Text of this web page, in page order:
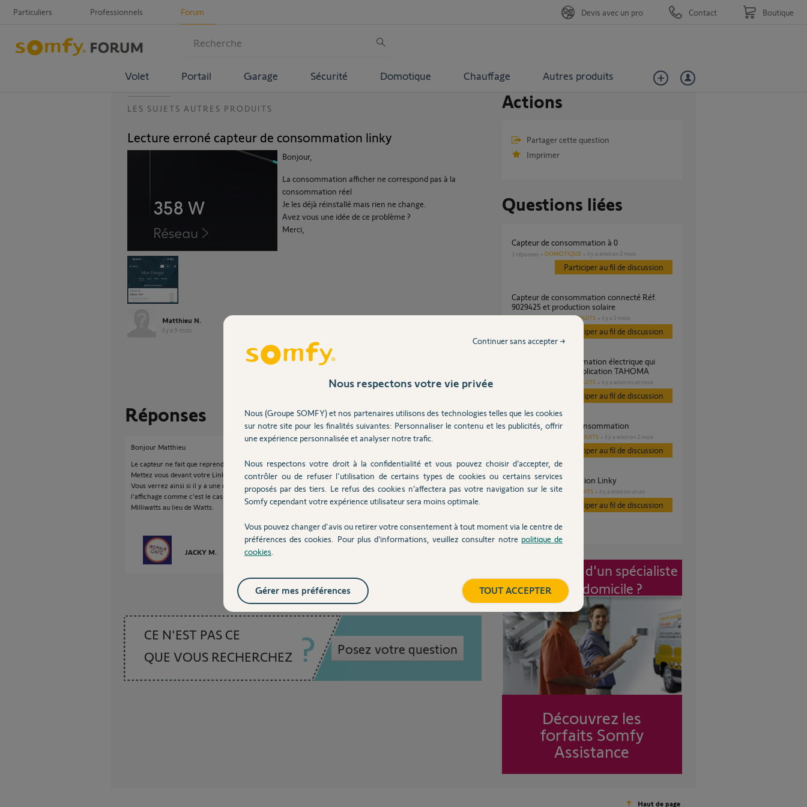
Particuliers Professionnels Forum
Volet Portail Garage Sécurité Domotique Chauffage Autres produits
Devis avec un pro Contact Boutique
LES SUJETS AUTRES PRODUITS
Lecture erroné capteur de consommation linky
Bonjour,
La consommation afficher ne correspond pas à la
consommation réel
Je les déjà réinstallé mais rien ne change.
Avez vous une idée de ce problème ?
Merci,
Matthieu N.
il y a 9 mois
Participer au fil de discussion
Réponses
Bonjour Matthieu
Le capteur ne fait que reprendre l'affichage du Linky.
Mettez vous devant votre Linky afficher la consommation instantanée et comparer.
Vous verrez ainsi si il y a une différence ou plus simplement une erreur d'échelle dans
l'affichage comme c'est le cas avec les prises connectées Schneider qui affiche des
Milliwatts au lieu de Watts.
JACKY M. il y a 9 mois
CE N'EST PAS CE
QUE VOUS RECHERCHEZ
Posez votre question
Actions
Partager cette question
Imprimer
Questions liées
Capteur de consommation à 0
3 réponses DOMOTIQUE il y a environ 2 mois
Participer au fil de discussion
Capteur de consommation connecté Réf.
9029425 et production solaire
AUTRES PRODUITS il y a 2 mois
Participer au fil de discussion
disparaissent de l'application TAHOMA
AUTRES PRODUITS il y a environ un mois
Participer au fil de discussion
Tahoma capteurs consommation
AUTRES PRODUITS il y a environ 2 mois
Participer au fil de discussion
Capteur consommation Linky
1réponse AUTRES PRODUITS il y a environ un an
Participer au fil de discussion
Intervention d'un spécialiste
à mon domicile ?
Découvrez les
forfaits Somfy
Assistance
Haut de page
Nous respectons votre vie privée
Nous (Groupe SOMFY) et nos partenaires utilisons des technologies telles que les cookies
sur notre site pour les finalités suivantes: Personnaliser le contenu et les publicités, offrir
une expérience personnalisée et analyser notre trafic.
Nous respectons votre droit à la confidentialité et vous pouvez choisir d’accepter, de
contrôler ou de refuser l'utilisation de certains types de cookies ou certains services
proposés par des tiers. Le refus des cookies n’affectera pas votre navigation sur le site
Somfy cependant votre expérience utilisateur sera moins optimale.
Vous pouvez changer d'avis ou retirer votre consentement à tout moment via le centre de
préférences des cookies. Pour plus d’informations, veuillez consulter notre politique de
cookies
Continuer sans accepter →
TOUT ACCEPTER
Gérer mes préférences